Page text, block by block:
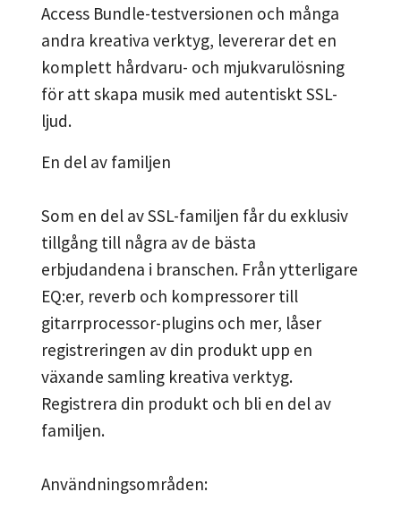
Access Bundle-testversionen och många
andra kreativa verktyg, levererar det en
komplett hårdvaru- och mjukvarulösning
för att skapa musik med autentiskt SSL-
ljud.
En del av familjen
Som en del av SSL-familjen får du exklusiv
tillgång till några av de bästa
erbjudandena i branschen. Från ytterligare
EQ:er, reverb och kompressorer till
gitarrprocessor-plugins och mer, låser
registreringen av din produkt upp en
växande samling kreativa verktyg.
Registrera din produkt och bli en del av
familjen.
Användningsområden: